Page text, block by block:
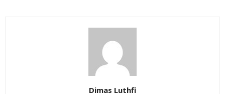
Dimas Luthfi